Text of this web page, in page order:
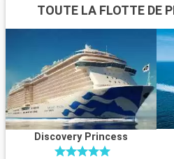
TOUTE LA FLOTTE DE
Discovery Princess